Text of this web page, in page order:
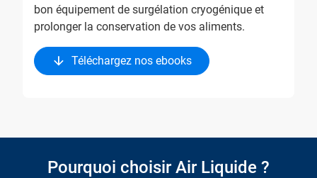
bon équipement de surgélation cryogénique et
prolonger la conservation de vos aliments.
Téléchargez nos ebooks
Pourquoi choisir Air Liquide ?